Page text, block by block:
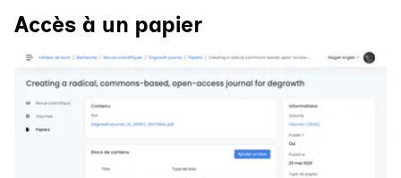
Accès à un papier
Agrandir